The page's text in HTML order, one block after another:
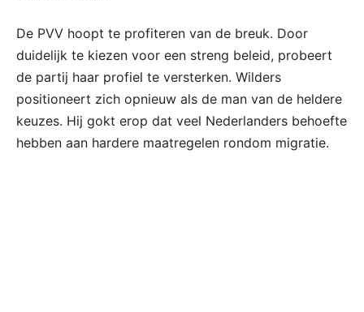
De PVV hoopt te profiteren van de breuk. Door
duidelijk te kiezen voor een streng beleid, probeert
de partij haar profiel te versterken. Wilders
positioneert zich opnieuw als de man van de heldere
keuzes. Hij gokt erop dat veel Nederlanders behoefte
hebben aan hardere maatregelen rondom migratie.